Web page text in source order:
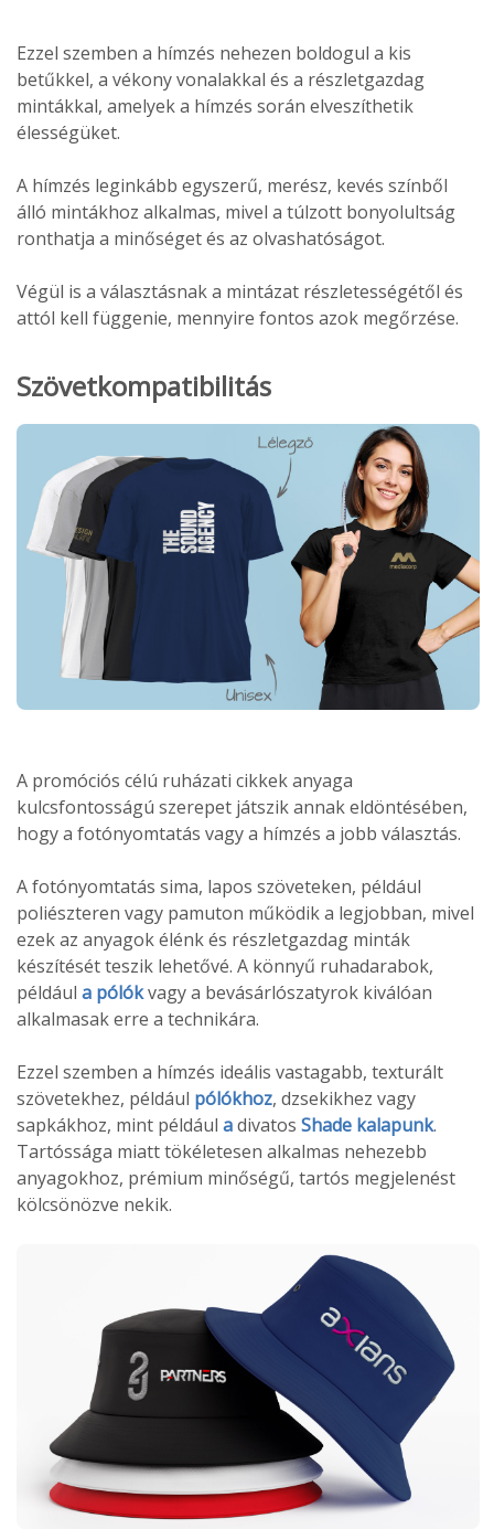
Ezzel szemben a hímzés nehezen boldogul a kis
betűkkel, a vékony vonalakkal és a részletgazdag
mintákkal, amelyek a hímzés során elveszíthetik
élességüket.
A hímzés leginkább egyszerű, merész, kevés színből
álló mintákhoz alkalmas, mivel a túlzott bonyolultság
ronthatja a minőséget és az olvashatóságot.
Végül is a választásnak a mintázat részletességétől és
attól kell függenie, mennyire fontos azok megőrzése.
Szövetkompatibilitás
A promóciós célú ruházati cikkek anyaga
kulcsfontosságú szerepet játszik annak eldöntésében,
hogy a fotónyomtatás vagy a hímzés a jobb választás.
A fotónyomtatás sima, lapos szöveteken, például
poliészteren vagy pamuton működik a legjobban, mivel
ezek az anyagok élénk és részletgazdag minták
készítését teszik lehetővé. A könnyű ruhadarabok,
például a pólókvagy a bevásárlószatyrok kiválóan
alkalmasak erre a technikára.
Ezzel szemben a hímzés ideális vastagabb, texturált
szövetekhez, például pólókhoz, dzsekikhez vagy
sapkákhoz, mint például adivatos Shade kalapunk.
Tartóssága miatt tökéletesen alkalmas nehezebb
anyagokhoz, prémium minőségű, tartós megjelenést
kölcsönözve nekik.